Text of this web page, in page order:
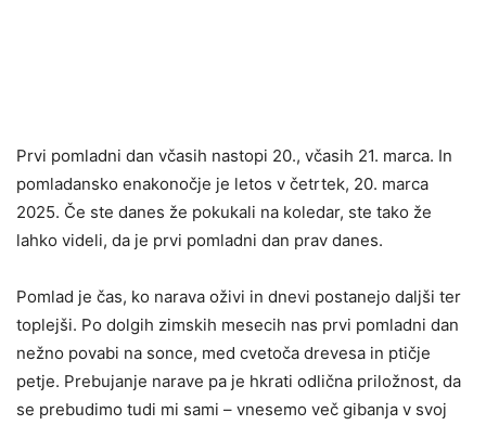
Prvi pomladni dan včasih nastopi 20., včasih 21. marca. In
pomladansko enakonočje je letos v četrtek, 20. marca
2025. Če ste danes že pokukali na koledar, ste tako že
lahko videli, da je prvi pomladni dan prav danes.
Pomlad je čas, ko narava oživi in dnevi postanejo daljši ter
toplejši. Po dolgih zimskih mesecih nas prvi pomladni dan
nežno povabi na sonce, med cvetoča drevesa in ptičje
petje. Prebujanje narave pa je hkrati odlična priložnost, da
se prebudimo tudi mi sami – vnesemo več gibanja v svoj